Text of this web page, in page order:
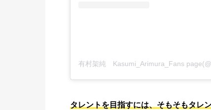
タレントを目指すには、そもそもタレ